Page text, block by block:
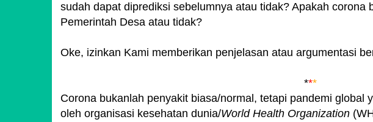
sudah dapat diprediksi sebelumnya atau tidak? Apakah corona
Pemerintah Desa atau tidak?
Oke, izinkan Kami memberikan penjelasan atau argumentasi
***
Corona bukanlah penyakit biasa/normal, tetapi pandemi global
oleh organisasi kesehatan dunia/World Health Organization